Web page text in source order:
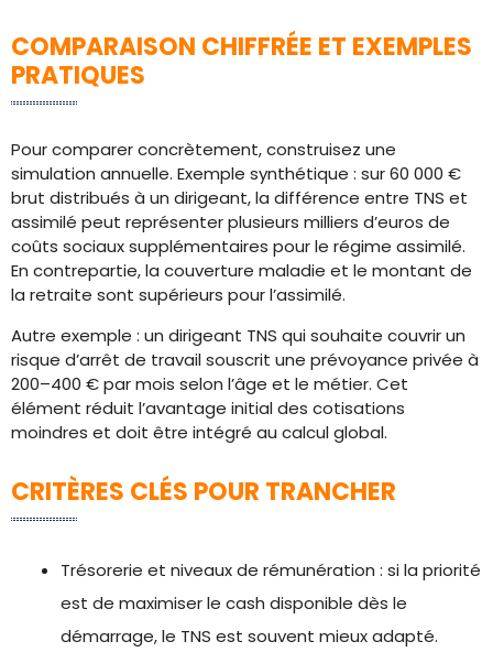
COMPARAISON CHIFFRÉE ET EXEMPLES
PRATIQUES
Pour comparer concrètement, construisez une
simulation annuelle. Exemple synthétique : sur 60 000 €
brut distribués à un dirigeant, la différence entre TNS et
assimilé peut représenter plusieurs milliers d’euros de
coûts sociaux supplémentaires pour le régime assimilé.
En contrepartie, la couverture maladie et le montant de
la retraite sont supérieurs pour l’assimilé.
Autre exemple : un dirigeant TNS qui souhaite couvrir un
risque d’arrêt de travail souscrit une prévoyance privée à
200–400 € par mois selon l’âge et le métier. Cet
élément réduit l’avantage initial des cotisations
moindres et doit être intégré au calcul global.
CRITÈRES CLÉS POUR TRANCHER
Trésorerie et niveaux de rémunération : si la priorité
est de maximiser le cash disponible dès le
démarrage, le TNS est souvent mieux adapté.